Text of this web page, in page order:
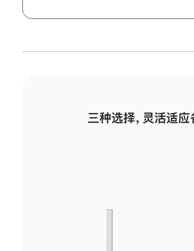
三种选择，灵活适应